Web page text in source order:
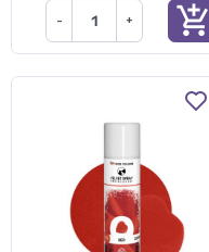
- + add_shopping_cart